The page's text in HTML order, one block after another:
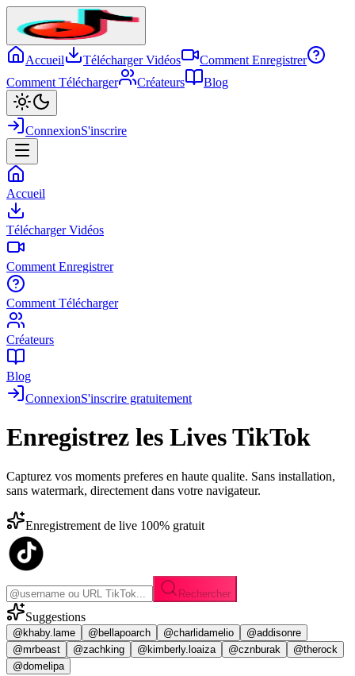
Accueil Télécharger Vidéos
Comment Enregistrer
Comment Télécharger
Créateurs Blog
ConnexionS'inscrire
Accueil
Télécharger Vidéos
Comment Enregistrer
Comment Télécharger
Créateurs
Blog
ConnexionS'inscrire gratuitement
Enregistrez les Lives TikTok
Capturez vos moments preferes en haute qualite. Sans installation,
sans watermark, directement dans votre navigateur.
Enregistrement de live 100% gratuit
Rechercher
Suggestions
@khaby.lame @bellapoarch @charlidamelio
@addisonre
@mrbeast
@zachking @kimberly.loaiza @cznburak
@therock
@domelipa